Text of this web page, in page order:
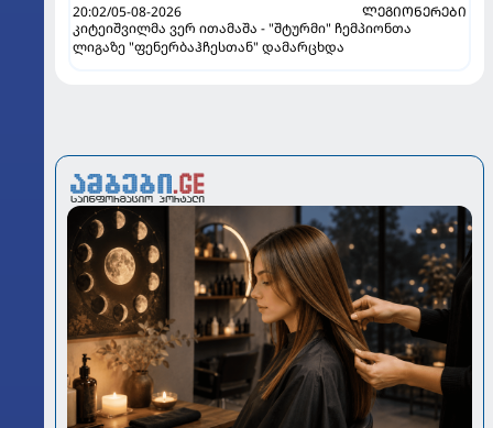
20:02/05-08-2026
ᲚᲔᲒᲘᲝᲜᲔᲠᲔᲑᲘ
კიტეიშვილმა ვერ ითამაშა - "შტურმი" ჩემპიონთა
ლიგაზე "ფენერბაჰჩესთან" დამარცხდა